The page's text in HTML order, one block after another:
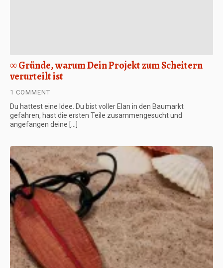
∞ Gründe, warum Dein Projekt zum Scheitern
verurteilt ist
1 COMMENT
Du hattest eine Idee. Du bist voller Elan in den Baumarkt
gefahren, hast die ersten Teile zusammengesucht und
angefangen deine […]